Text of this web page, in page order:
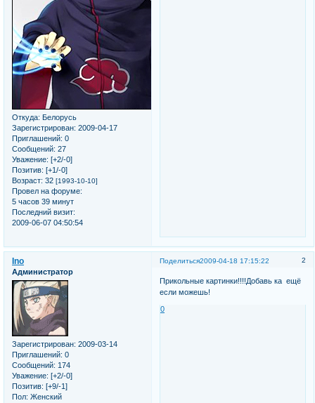
Откуда: Белорусь
Зарегистрирован: 2009-04-17
Приглашений: 0
Сообщений: 27
Уважение: [+2/-0]
Позитив: [+1/-0]
Возраст: 32 [1993-10-10]
Провел на форуме:
5 часов 39 минут
Последний визит:
2009-06-07 04:50:54
Поделиться 2
2009-04-18 17:15:22
Ino
Администратор
Зарегистрирован: 2009-03-14
Приглашений: 0
Сообщений: 174
Уважение: [+2/-0]
Позитив: [+9/-1]
Пол: Женский
Прикольные картинки!!!!Добавь ка ещё
если можешь!
0